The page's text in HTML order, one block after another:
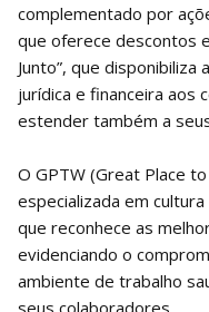
complementado por
que oferece descontos
Junto”, que disponibiliza
jurídica e financeira aos
estender também a
O GPTW (Great Place
especializada em
que reconhece as
evidenciando o
ambiente de trabalho
seus colaboradores.